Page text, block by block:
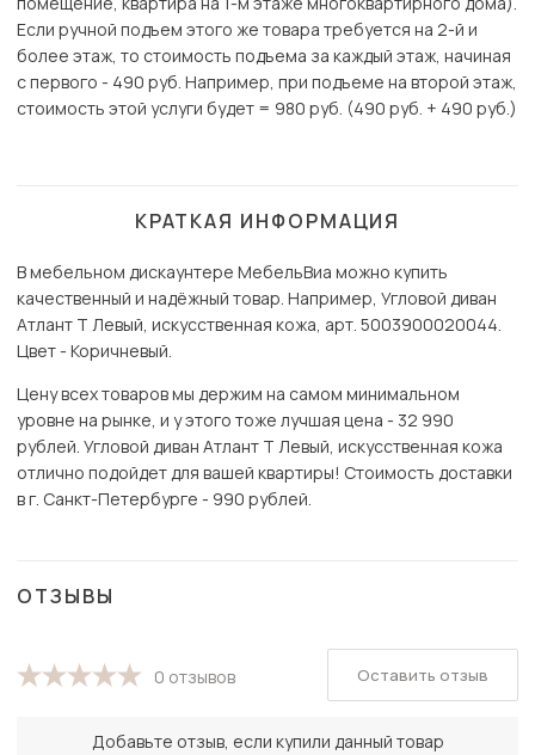
Если ручной подъем этого же товара требуется на 2-й и
более этаж, то стоимость подъема за каждый этаж, начиная
с первого - 490 руб. Например, при подъеме на второй этаж,
стоимость этой услуги будет = 980 руб. (490 руб. + 490 руб.)
КРАТКАЯ ИНФОРМАЦИЯ
В мебельном дискаунтере МебельВиа можно купить
качественный и надёжный товар. Например, Угловой диван
Атлант Т Левый, искусственная кожа, арт. 5003900020044.
Цвет - Коричневый.
Цену всех товаров мы держим на самом минимальном
уровне на рынке, и у этого тоже лучшая цена - 32 990
рублей. Угловой диван Атлант Т Левый, искусственная кожа
отлично подойдет для вашей квартиры! Стоимость доставки
в г. Санкт-Петербурге - 990 рублей.
ОТЗЫВЫ
0 отзывов
Добавьте отзыв, если купили данный товар
Оставить отзыв